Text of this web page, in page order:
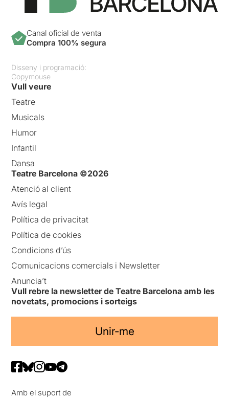
Canal oficial de venta
Compra 100% segura
Disseny i programació:
Copymouse
Vull veure
Teatre
Musicals
Humor
Infantil
Dansa
Teatre Barcelona ©2026
Atenció al client
Avís legal
Política de privacitat
Política de cookies
Condicions d’ús
Comunicacions comercials i Newsletter
Anuncia’t
Vull rebre la newsletter de Teatre Barcelona amb les
novetats, promocions i sorteigs
Unir-me
Amb el suport de